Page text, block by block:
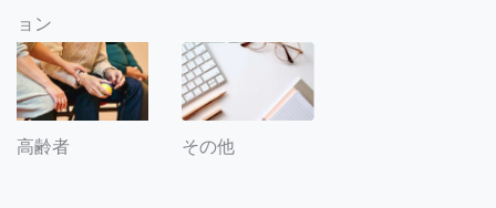
ョン
高齢者 その他